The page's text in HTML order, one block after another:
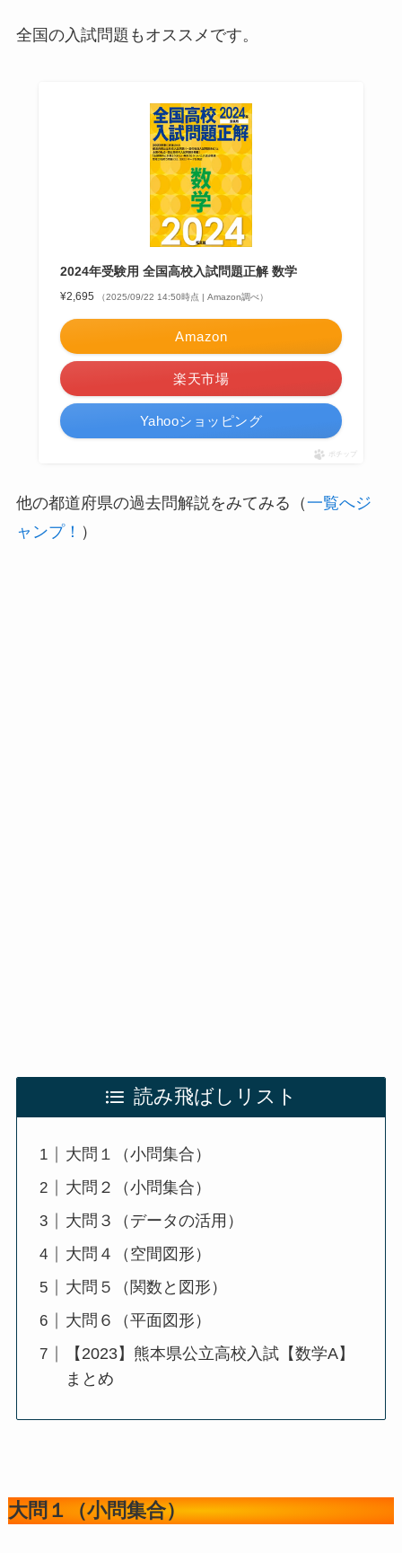
全国の入試問題もオススメです。
2024年受験用 全国高校入試問題正解 数学
¥2,695 （2025/09/22 14:50時点 | Amazon調べ）
Amazon
楽天市場
Yahooショッピング
ポチップ
他の都道府県の過去問解説をみてみる（一覧へジ
ャンプ！ ）
読み飛ばしリスト
大問１（小問集合）
大問２（小問集合）
大問３（データの活用）
大問４（空間図形）
大問５（関数と図形）
大問６（平面図形）
【2023】熊本県公立高校入試【数学A】
まとめ
大問１（小問集合）